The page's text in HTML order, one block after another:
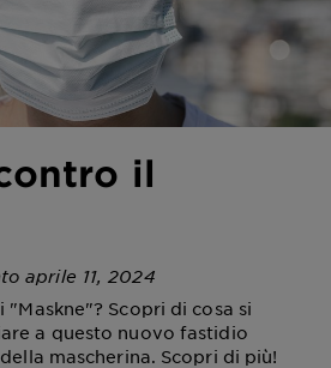
il
aprile 11, 2024
Scopri di cosa si
a questo nuovo fastidio
mascherina. Scopri di più!